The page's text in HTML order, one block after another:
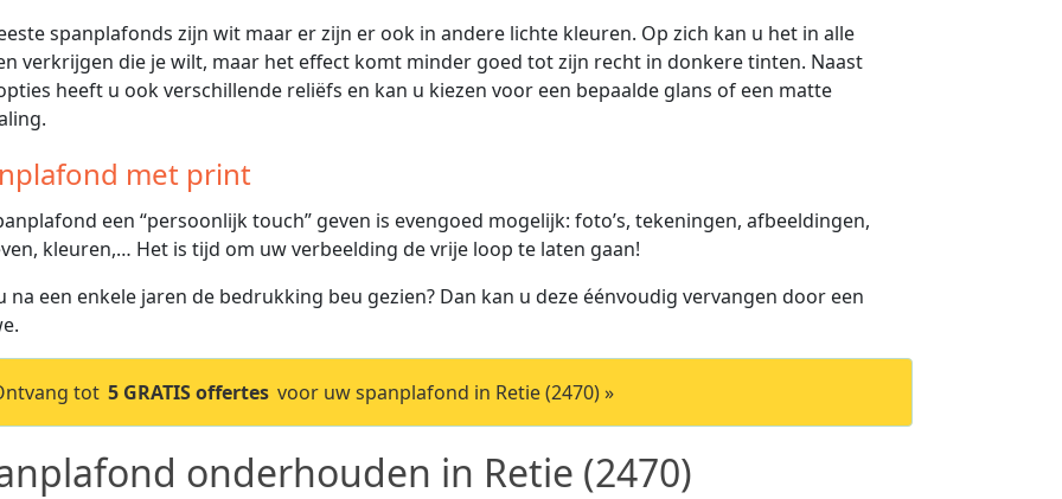
spanplafonds zijn wit maar er zijn er ook in andere lichte kleuren. Op zich kan u het in alle
verkrijgen die je wilt, maar het effect komt minder goed tot zijn recht in donkere tinten. Naast
heeft u ook verschillende reliëfs en kan u kiezen voor een bepaalde glans of een matte
met print
een “persoonlijk touch” geven is evengoed mogelijk: foto’s, tekeningen, afbeeldingen,
kleuren,… Het is tijd om uw verbeelding de vrije loop te laten gaan!
na een enkele jaren de bedrukking beu gezien? Dan kan u deze éénvoudig vervangen door een
tot 5 GRATIS offertes voor uw spanplafond in Retie (2470) »
onderhouden in Retie (2470)